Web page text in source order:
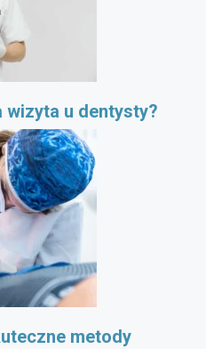
wizyta u dentysty?
metody